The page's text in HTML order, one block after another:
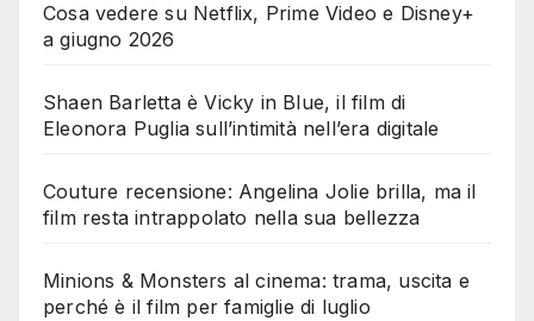
Cosa vedere su Netflix, Prime Video e Disney+
a giugno 2026
Shaen Barletta è Vicky in Blue, il film di
Eleonora Puglia sull’intimità nell’era digitale
Couture recensione: Angelina Jolie brilla, ma il
film resta intrappolato nella sua bellezza
Minions & Monsters al cinema: trama, uscita e
perché è il film per famiglie di luglio